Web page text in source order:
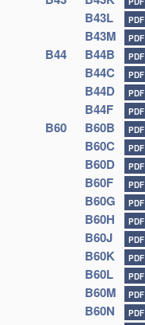
B43L PDF
B43M PDF
B44 B44B PDF
B44C PDF
B44D PDF
B44F PDF
B60 B60B PDF
B60C PDF
B60D PDF
B60F PDF
B60G PDF
B60H PDF
B60J PDF
B60K PDF
B60L PDF
B60M PDF
B60N PDF